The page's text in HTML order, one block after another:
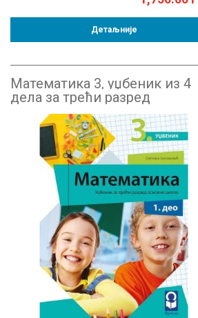
Детаљније
Математика 3, уџбеник из 4
дела за трећи разред